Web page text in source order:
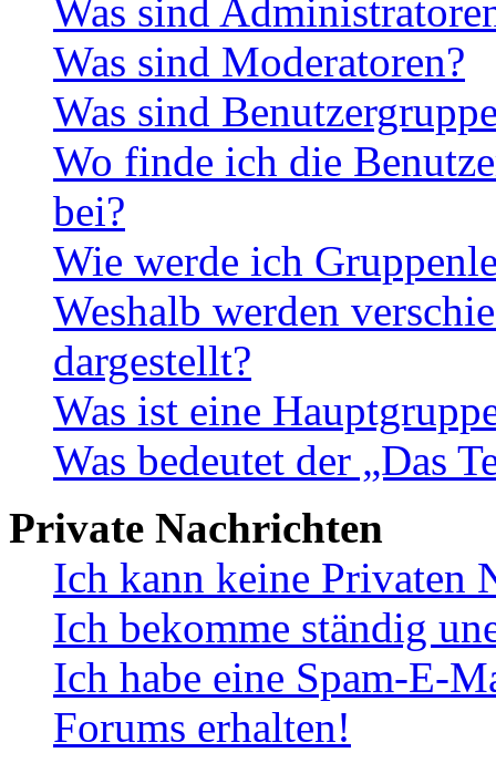
Was sind
Was sind Moderatoren?
Was sind
Wo finde ich die
bei?
Wie werde ich
Weshalb werden
dargestellt?
Was ist eine
Was bedeutet der „Das
Private Nachrichten
Ich kann keine Privaten
Ich bekomme ständig
Ich habe eine Spam-E-
Forums erhalten!